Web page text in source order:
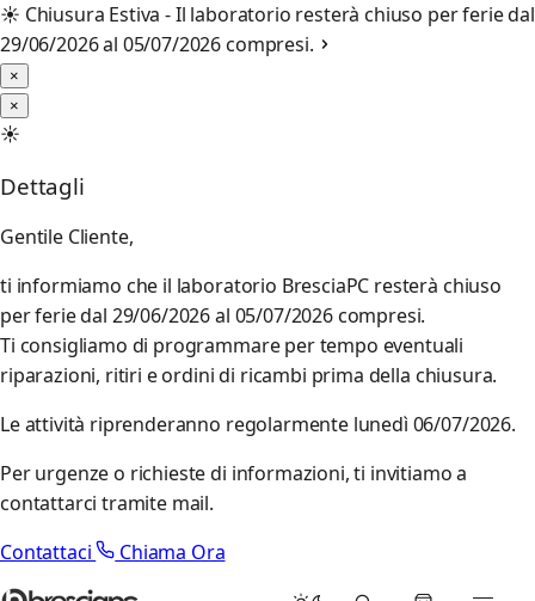
☀️ Chiusura Estiva - Il laboratorio resterà chiuso per ferie dal
29/06/2026 al 05/07/2026 compresi.
×
×
☀️
Dettagli
Gentile Cliente,
ti informiamo che il laboratorio BresciaPC resterà chiuso
per ferie dal 29/06/2026 al 05/07/2026 compresi.
Ti consigliamo di programmare per tempo eventuali
riparazioni, ritiri e ordini di ricambi prima della chiusura.
Le attività riprenderanno regolarmente lunedì 06/07/2026.
Per urgenze o richieste di informazioni, ti invitiamo a
contattarci tramite mail.
Contattaci
Chiama Ora